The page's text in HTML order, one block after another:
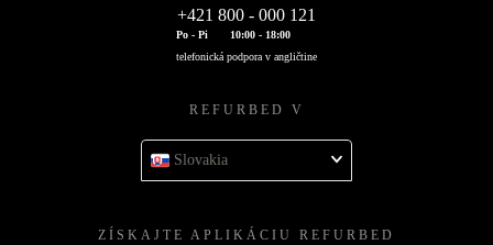
+421 800 - 000 121
Po - Pi
10:00 - 18:00
telefonická podpora v angličtine
REFURBED V
Slovakia
ZÍSKAJTE APLIKÁCIU REFURBED